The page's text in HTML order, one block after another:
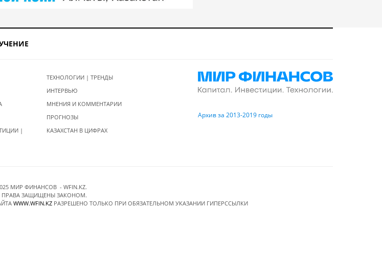
|
ТЕХНОЛОГИИ | ТРЕНДЫ
ИНТЕРВЬЮ
МНЕНИЯ И КОММЕНТАРИИ
ПРОГНОЗЫ
КАЗАХСТАН В ЦИФРАХ
Архив за 2013-2019 годы
МИР ФИНАНСОВ - WFIN.KZ.
ПРАВА ЗАЩИЩЕНЫ ЗАКОНОМ.
WWW.WFIN.KZ РАЗРЕШЕНО ТОЛЬКО ПРИ ОБЯЗАТЕЛЬНОМ УКАЗАНИИ ГИПЕРССЫЛКИ